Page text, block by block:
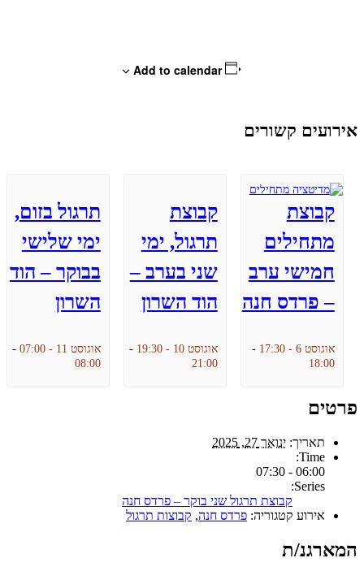
Add to calendar
אירועים קשורים
קבוצת
מתחילים
חמישי ערב
– פרדס חנה
אוגוסט 6 - 17:30
-
18:00
קבוצת
תרגול, ימי
שני בערב –
הוד השרון
אוגוסט 10 - 19:30
-
21:00
תרגול בזום,
ימי שלישי
בבוקר – הוד
השרון
אוגוסט 11 - 07:00
-
08:00
פרטים
תאריך: ינואר 27, 2025
Time:
06:00 - 07:30
Series:
קבוצת תרגול שני בוקר – פרדס חנה
אירוע קטגוריה: פרדס חנה, קבוצות תרגול
המארגנ/ת